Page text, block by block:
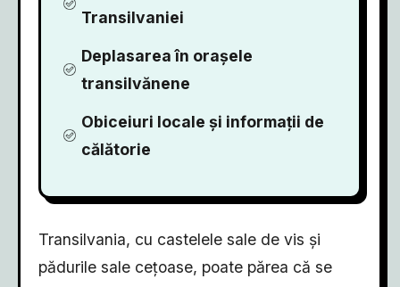
Transilvaniei
Deplasarea în orașele
transilvănene
Obiceiuri locale și informații de
călătorie
Transilvania, cu castelele sale de vis și
pădurile sale cețoase, poate părea că se